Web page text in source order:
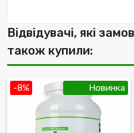
Відвідувачі, які
також купили:
-8% Новинка